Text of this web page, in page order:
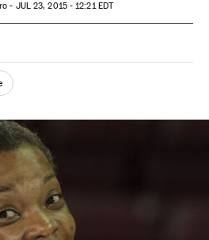
- JUL23, 2015 - 12:21EDT
Redes Sociales